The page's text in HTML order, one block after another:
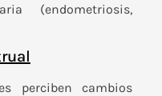
(endometriosis,
perciben cambios